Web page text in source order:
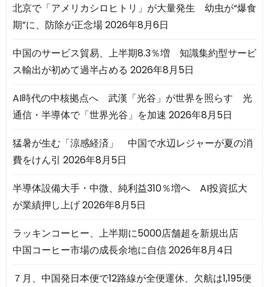
北京で「アメリカシロヒトリ」が大量発生 幼虫が“爆食
期”に、防除が正念場2026年8月6日
中国のサービス貿易、上半期8.3％増 知識集約型サービ
ス輸出が初めて過半占める 2026年8月5日
AI時代の中核拠点へ 武漢「光谷」が世界を照らす 光
通信・半導体で「世界光谷」を加速 2026年8月5日
猛暑が生む「涼感経済」 中国で水辺レジャーが夏の消
費をけん引 2026年8月5日
半導体設備大手・中微、純利益310％増へ AI投資拡大
が業績押し上げ2026年8月5日
ラッキンコーヒー、上半期に5000店舗超を新規出店
中国コーヒー市場の成長余地に自信2026年8月4日
７月、中国発日本便で12路線が全便運休、欠航は1,195便